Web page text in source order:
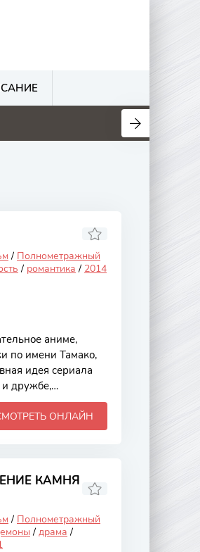
/ Полнометражный
/ романтика / 2014
аниме,
по имени Тамако,
идея сериала
и дружбе,
Аниме
и
заботах.
жизнь, полную
ОНЛАЙН
КАМНЯ
/ Полнометражный
/ драма /